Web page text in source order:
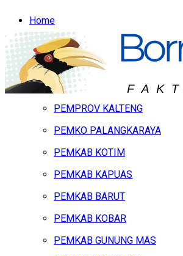
Home
Headline
Hukum & Peristiwa
Kalteng
PEMPROV KALTENG
PEMKO PALANGKARAYA
PEMKAB KOTIM
PEMKAB KAPUAS
PEMKAB BARUT
PEMKAB KOBAR
PEMKAB GUNUNG MAS